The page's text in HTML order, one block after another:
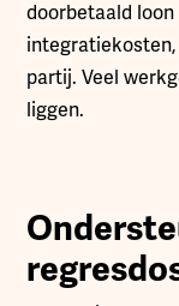
doorbetaald
partij. Veel
liggen.